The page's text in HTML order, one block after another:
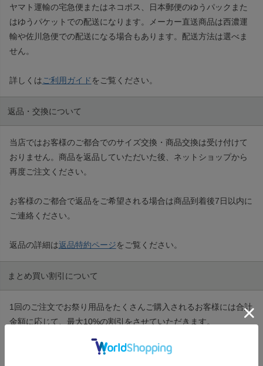
ヤマト運輸の宅急便またはネコポス、日本郵便のゆうパックまた
はゆうパケットでの配送になります。メーカー直送商品は西濃運
輸や佐川急便での配送になる場合もあります。配送方法は選べま
せん。
詳しくは ご利用ガイド をご覧ください。
返品・交換について
当店ではお客様のご都合でのサイズ交換・商品交換は受け付けて
おりません。商品を返品していただいた後、ネットショップから
再度ご注文ください。
お客様のご都合で返品をご希望される場合は商品到着後7日以内に
ご連絡ください。
返品の詳細は返品特約ページをご覧ください。
まとめ買い割引について
1回のご注文でお祭り用品をたくさんご購入されるお客様には合計
金額に応じて、最大10%の割引をさせていただきます。
まとめ買い割引のご案内をご覧ください。